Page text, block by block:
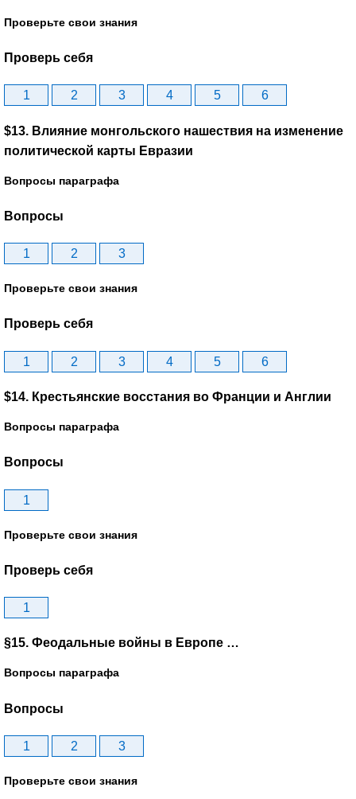
Проверьте свои знания
Проверь себя
1 2 3 4 5 6
$13. Влияние монгольского нашествия на изменение
политической карты Евразии
Вопросы параграфа
Вопросы
1 2 3
Проверьте свои знания
Проверь себя
1 2 3 4 5 6
$14. Крестьянские восстания во Франции и Англии
Вопросы параграфа
Вопросы
1
Проверьте свои знания
Проверь себя
1
§15. Феодальные войны в Европе …
Вопросы параграфа
Вопросы
1 2 3
Проверьте свои знания